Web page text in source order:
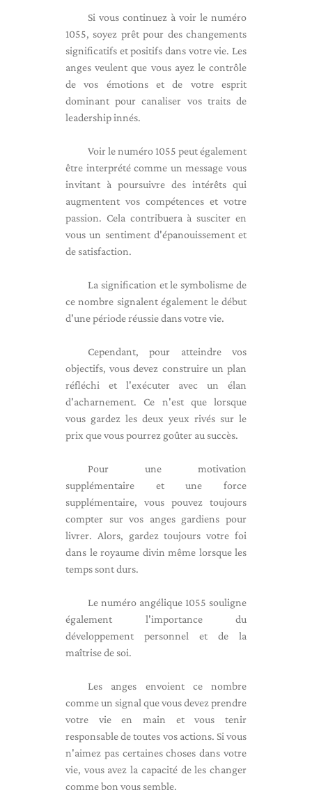
Si vous continuez à voir le numéro
1055, soyez prêt pour des changements
significatifs et positifs dans votre vie. Les
anges veulent que vous ayez le contrôle
de vos émotions et de votre esprit
dominant pour canaliser vos traits de
leadership innés.
Voir le numéro 1055 peut également
être interprété comme un message vous
invitant à poursuivre des intérêts qui
augmentent vos compétences et votre
passion. Cela contribuera à susciter en
vous un sentiment d'épanouissement et
de satisfaction.
La signification et le symbolisme de
ce nombre signalent également le début
d'une période réussie dans votre vie.
Cependant, pour atteindre vos
objectifs, vous devez construire un plan
réfléchi et l'exécuter avec un élan
d'acharnement. Ce n'est que lorsque
vous gardez les deux yeux rivés sur le
prix que vous pourrez goûter au succès.
Pour une motivation
supplémentaire et une force
supplémentaire, vous pouvez toujours
compter sur vos anges gardiens pour
livrer. Alors, gardez toujours votre foi
dans le royaume divin même lorsque les
temps sont durs.
Le numéro angélique 1055 souligne
également l'importance du
développement personnel et de la
maîtrise de soi.
Les anges envoient ce nombre
comme un signal que vous devez prendre
votre vie en main et vous tenir
responsable de toutes vos actions. Si vous
n'aimez pas certaines choses dans votre
vie, vous avez la capacité de les changer
comme bon vous semble.